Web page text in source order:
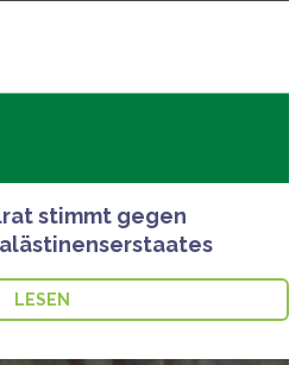
stimmt gegen
LESEN